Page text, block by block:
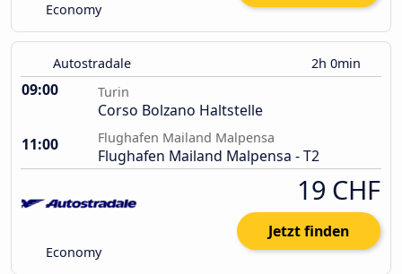
Economy
Autostradale 2h 0min
09:00 Turin
Corso Bolzano Haltstelle
11:00
Flughafen Mailand Malpensa
Flughafen Mailand Malpensa - T2
Economy
19 CHF
Jetzt finden